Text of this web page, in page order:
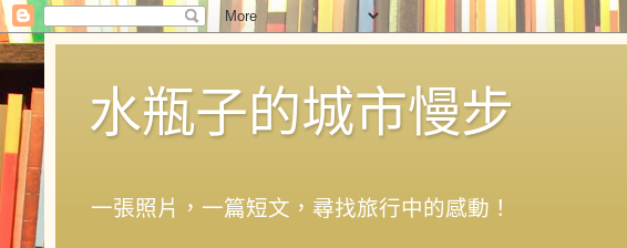
水瓶子的城市慢步
一張照片，一篇短文，尋找旅行中的感動！